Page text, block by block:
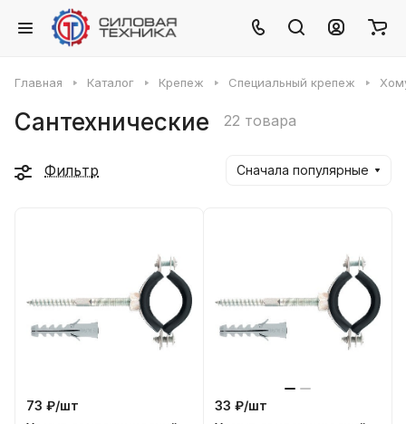
Главная Каталог Крепеж Специальный крепеж
Сантехнические 22 товара
Фильтр Сначала популярные
73 ₽/шт
33 ₽/шт